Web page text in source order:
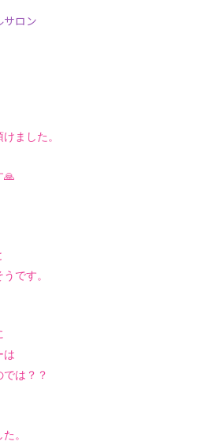
サロン
ました。
🙏
です。
は
は？？
。